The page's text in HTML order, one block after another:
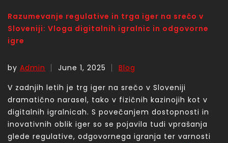
Razumevanje regulative in trga iger na srečo v
Sloveniji: Vloga digitalnih igralnic in odgovorne
igre
by Admin June 1, 2025
Blog
V zadnjih letih je trg iger na srečo v Sloveniji
dramatično narasel, tako v fizičnih kazinojih kot v
digitalnih igralnicah. S povečanjem dostopnosti in
inovativnih oblik iger so se pojavila tudi vprašanja
glede regulative, odgovornega igranja ter varnosti